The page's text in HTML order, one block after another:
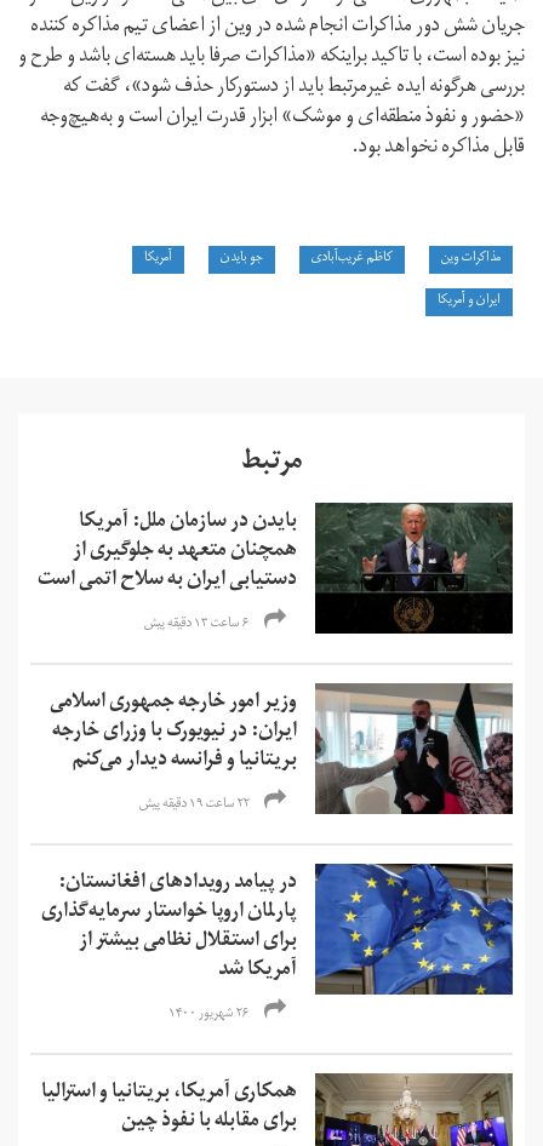
جریان شش دور مذاکرات انجام شده در وین از اعضای تیم مذاکره کننده
نیز بوده است، با تاکید براینکه «مذاکرات صرفا باید هسته‌ای باشد و طرح و
بررسی هرگونه ایده‌ غیرمرتبط باید از دستورکار حذف شود»، گفت که
«حضور و نفوذ منطقه‌ای و موشک» ابزار قدرت ایران است و به‌هیچ‌وجه
قابل مذاکره نخواهد بود.
مذاکرات وین کاظم غریب‌آبادی جو بایدن
آمریکا
ایران و آمریکا
مرتبط
بایدن در سازمان ملل: آمریکا
همچنان متعهد به جلوگیری از
دستیابی ایران به سلاح اتمی است
۶ ساعت ۱۳ دقیقه پیش
وزیر امور خارجه جمهوری اسلامی
ایران: در نیویورک با وزرای خارجه
بریتانیا و فرانسه دیدار می‌کنم
۲۲ ساعت ۱۹ دقیقه پیش
در پیامد رویدادهای افغانستان:
پارلمان اروپا خواستار سرمایه‌گذاری
برای استقلال نظامی بیشتر از
آمریکا شد
۲۶ شهریور ۱۴۰۰
همکاری آمریکا، بریتانیا و استرالیا
برای مقابله با نفوذ چین